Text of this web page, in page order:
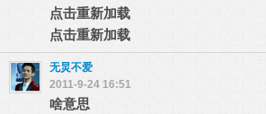
点击重新加载
点击重新加载
无炅不爱
2011-9-24 16:51
啥意思